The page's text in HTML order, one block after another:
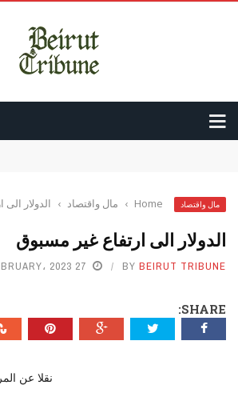
بري يتابع الاوضاع مع مستشار الأمن القومي
مال واقتصاد Home
› مال واقتصاد › الدولار
الدولار الى ارتفاع غير مسبوق
BY BEIRUT TRIBUNE 27 FEBRUARY، 2023
SHARE:
نقلا عن